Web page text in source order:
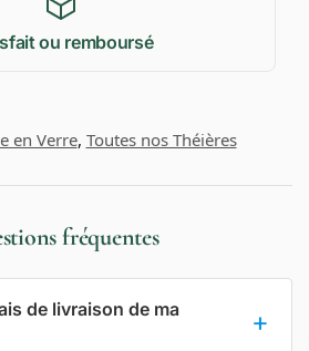
ou remboursé
en Verre, Toutes nos Théières
fréquentes
de livraison de ma